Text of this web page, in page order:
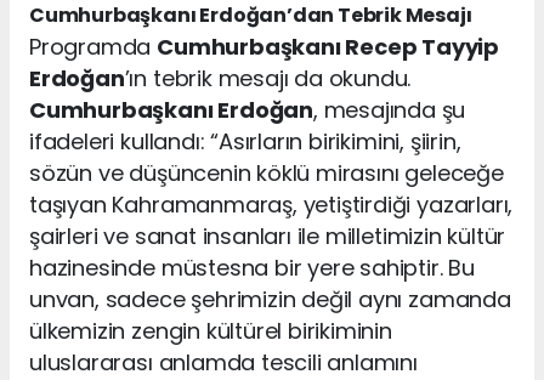
Cumhurbaşkanı Erdoğan’dan Tebrik Mesajı
Programda Cumhurbaşkanı Recep Tayyip
Erdoğan’ın tebrik mesajı da okundu.
Cumhurbaşkanı Erdoğan, mesajında şu
ifadeleri kullandı: “Asırların birikimini, şiirin,
sözün ve düşüncenin köklü mirasını geleceğe
taşıyan Kahramanmaraş, yetiştirdiği yazarları,
şairleri ve sanat insanları ile milletimizin kültür
hazinesinde müstesna bir yere sahiptir. Bu
unvan, sadece şehrimizin değil aynı zamanda
ülkemizin zengin kültürel birikiminin
uluslararası anlamda tescili anlamını